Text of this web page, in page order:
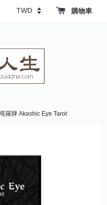
購物車
羅牌 Akashic Eye Tarot